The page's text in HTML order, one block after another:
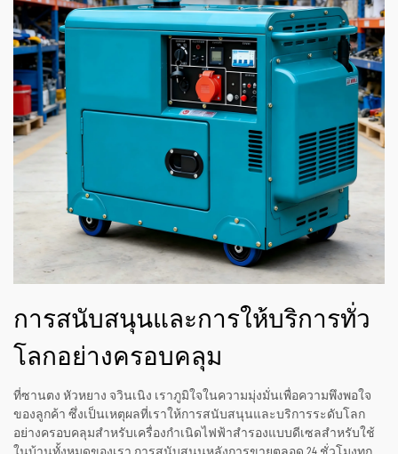
การสนับสนุนและการให้บริการทั่ว
โลกอย่างครอบคลุม
ที่ซานตง หัวหยาง จวินเนิง เราภูมิใจในความมุ่งมั่นเพื่อความพึงพอใจ
ของลูกค้า ซึ่งเป็นเหตุผลที่เราให้การสนับสนุนและบริการระดับโลก
อย่างครอบคลุมสำหรับเครื่องกำเนิดไฟฟ้าสำรองแบบดีเซลสำหรับใช้